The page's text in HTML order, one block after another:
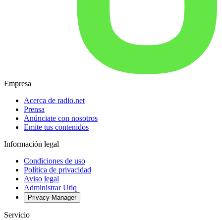
Empresa
Acerca de radio.net
Prensa
Anúnciate con nosotros
Emite tus contenidos
Información legal
Condiciones de uso
Política de privacidad
Aviso legal
Administrar Utiq
Privacy-Manager
Servicio